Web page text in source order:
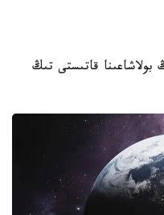
بولاشاعىنا قاتىستى تىڭ